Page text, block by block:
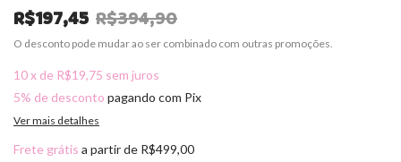
R$197,45 R$394,90
O desconto pode mudar ao ser combinado com outras promoções.
10x de R$19,75 sem juros
5% de desconto pagando com Pix
Ver mais detalhes
Frete grátis a partir de R$499,00